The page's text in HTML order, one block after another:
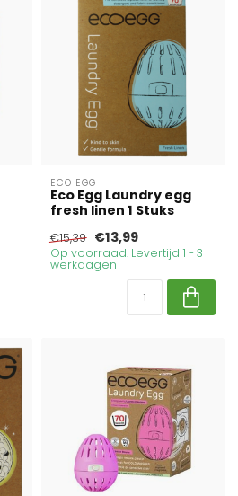
ECO EGG
Eco Egg Laundry egg
fresh linen 1 Stuks
€15,39 €13,99
Op voorraad. Levertijd 1 - 3
werkdagen